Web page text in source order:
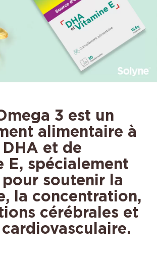
3 est un
alimentaire à
et de
E, spécialement
soutenir la
la concentration,
cérébrales et